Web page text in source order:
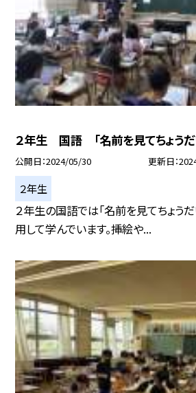
２年生 国語 「名前を見てちょうだ
公開日 2024/05/30 更新日
２年生
２年生の国語では「名前を見てちょう
用して学んでいます。挿絵や...